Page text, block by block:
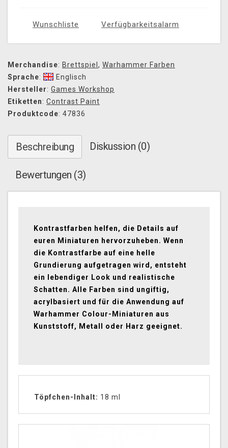
Wunschliste Verfügbarkeitsalarm
Merchandise: Brettspiel , Warhammer Farben
Sprache:
Englisch
Hersteller: Games Workshop
Etiketten: Contrast Paint
Produktcode: 47836
Beschreibung Diskussion (0)
Bewertungen (3)
Kontrastfarben helfen, die Details auf
euren Miniaturen hervorzuheben. Wenn
die Kontrastfarbe auf eine helle
Grundierung aufgetragen wird, entsteht
ein lebendiger Look und realistische
Schatten. Alle Farben sind ungiftig,
acrylbasiert und für die Anwendung auf
Warhammer Colour-Miniaturen aus
Kunststoff, Metall oder Harz geeignet.
Töpfchen-Inhalt: 18 ml